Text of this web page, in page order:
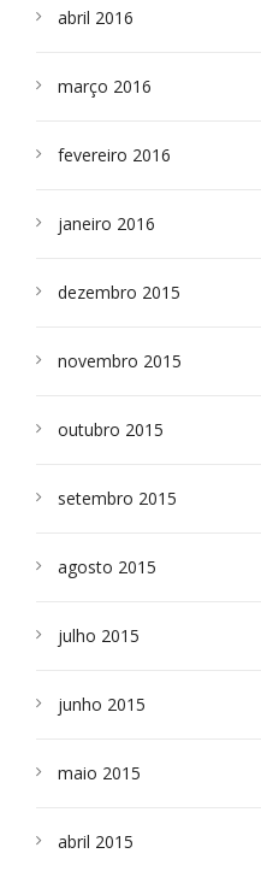
abril 2016
março 2016
fevereiro 2016
janeiro 2016
dezembro 2015
novembro 2015
outubro 2015
setembro 2015
agosto 2015
julho 2015
junho 2015
maio 2015
abril 2015